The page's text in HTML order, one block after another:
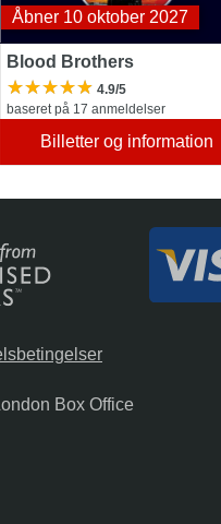
Åbner 10 oktober 2027
Blood Brothers
4.9/5
baseret på 17 anmeldelser
Billetter og information
Box Office